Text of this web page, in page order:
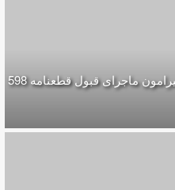
مجموعه تحلیل و بررسی میدانی پیرامون ماجرای قبول قطعنامه 598